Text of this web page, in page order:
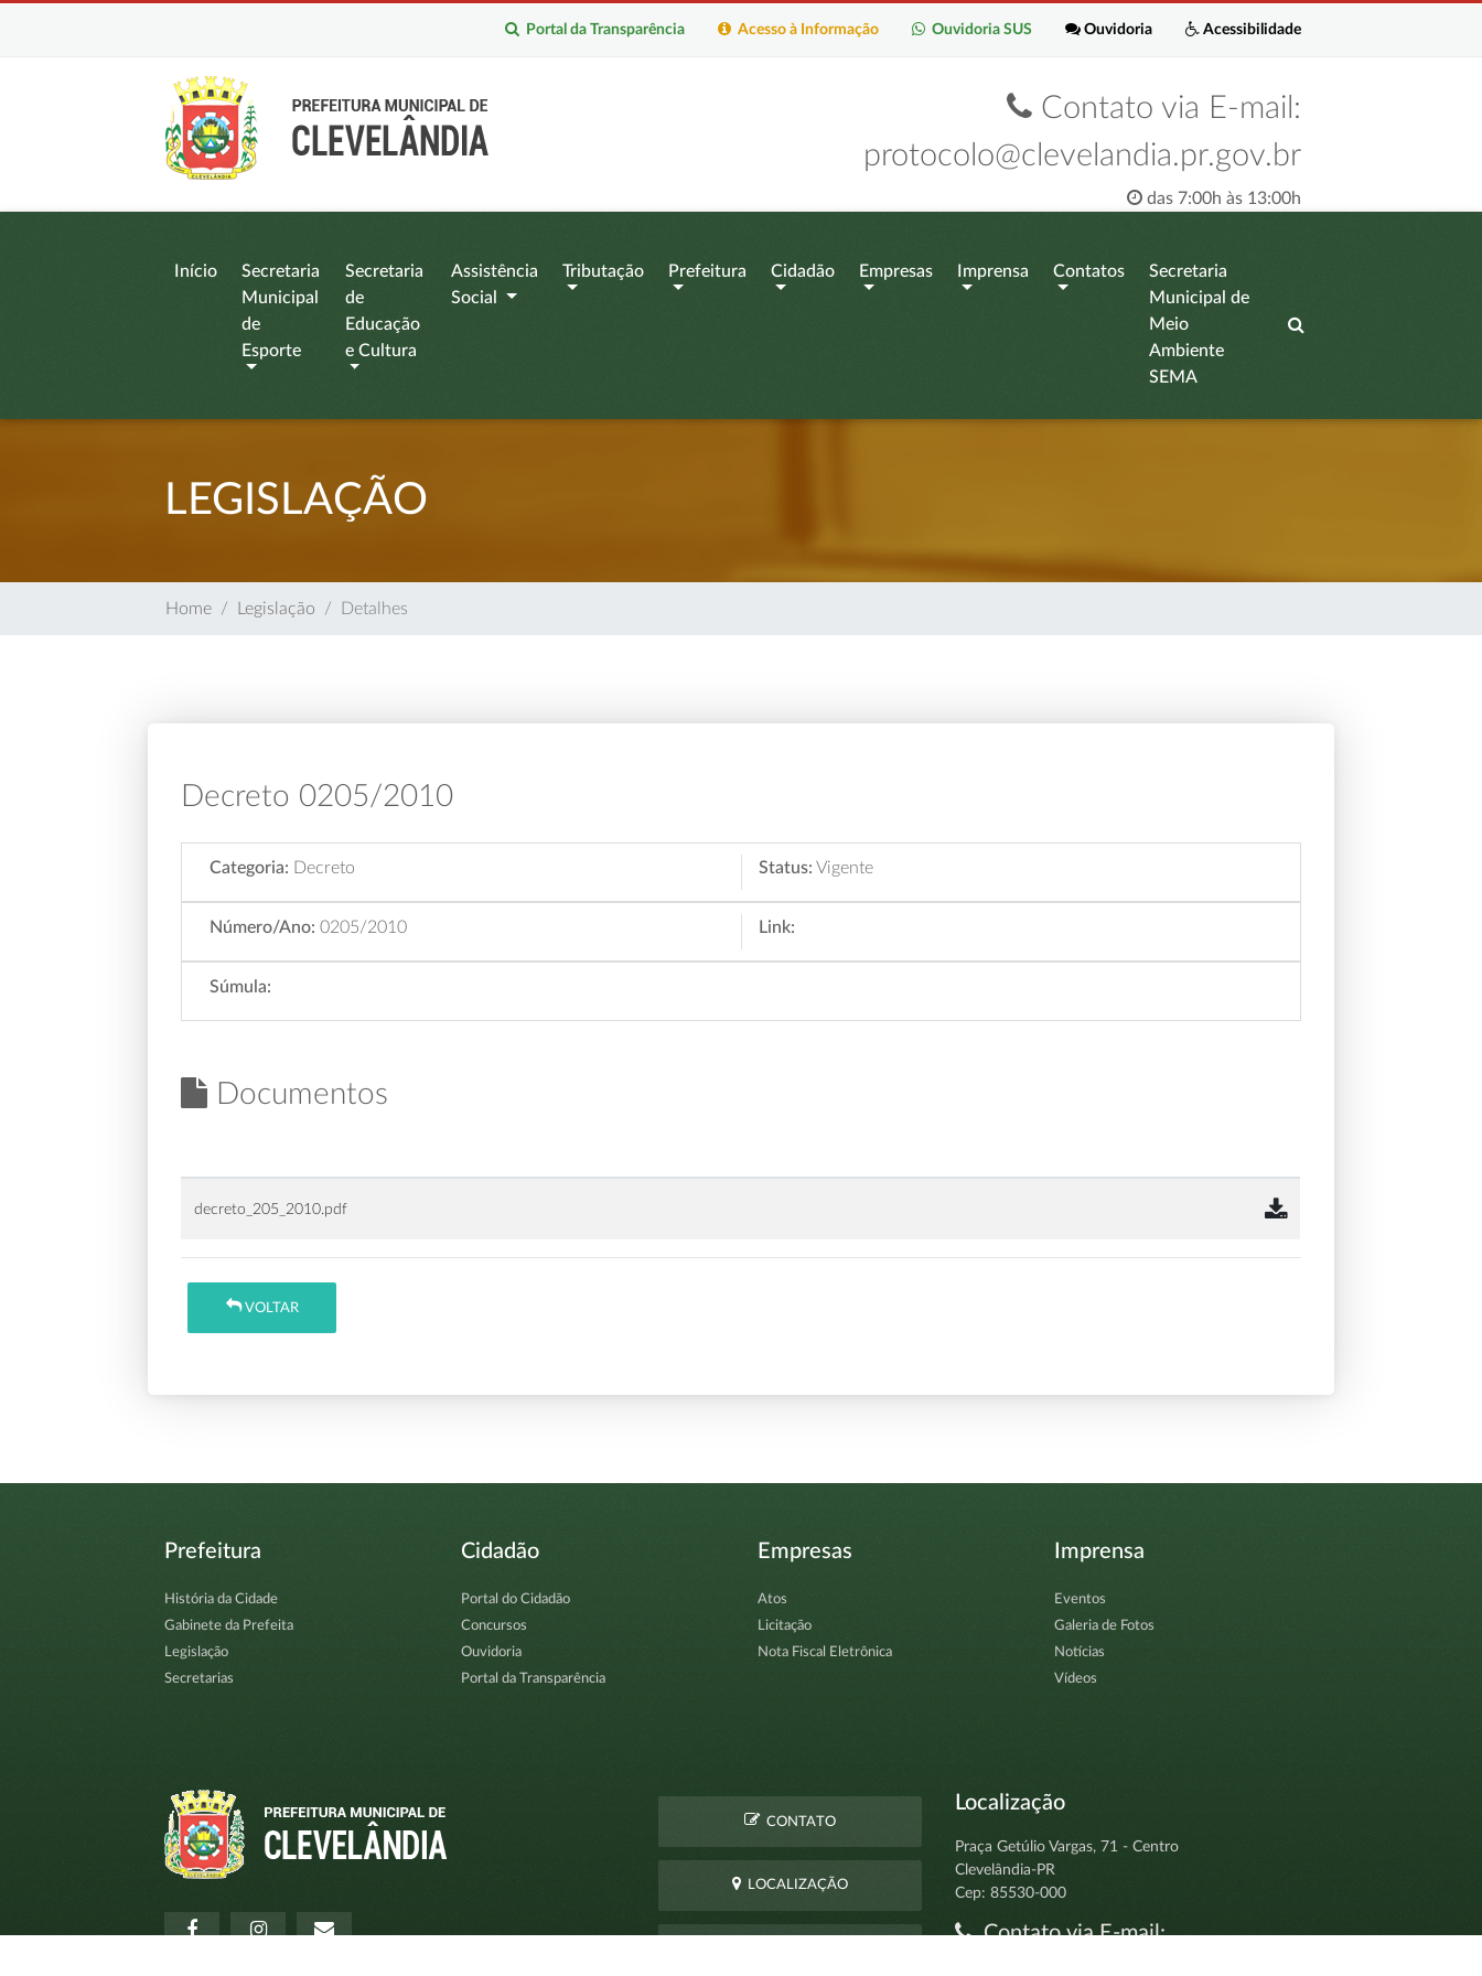
Acessibilidade
Ouvidoria
Ouvidoria SUS
Acesso à Informação
Portal da Transparência
Contato via E-mail:
protocolo@clevelandia.pr.gov.br
das 7:00h às 13:00h
Início
Secretaria
Municipal
de
Esporte
Secretaria
de
Educação
e Cultura
Assistência
Social
Tributação Prefeitura Cidadão Empresas Imprensa Contatos
Secretaria
Municipal de
Meio
Ambiente
SEMA
LEGISLAÇÃO
Home Legislação Detalhes
Decreto 0205/2010
Categoria: Decreto Status: Vigente
Número/Ano: 0205/2010 Link:
Súmula:
Documentos
decreto_205_2010.pdf
VOLTAR
Prefeitura
História da Cidade
Gabinete da Prefeita
Legislação
Secretarias
Cidadão
Portal do Cidadão
Concursos
Ouvidoria
Portal da Transparência
Empresas
Atos
Licitação
Nota Fiscal Eletrônica
Imprensa
Eventos
Galeria de Fotos
Notícias
Vídeos
CONTATO
LOCALIZAÇÃO
Localização
Praça Getúlio Vargas, 71 - Centro
Clevelândia-PR
Cep: 85530-000
Contato via E-mail: